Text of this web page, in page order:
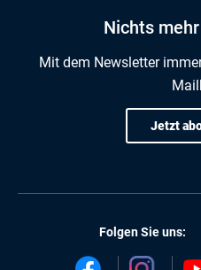
Nichts
Mit dem Newsletter
Jetzt
Folgen Sie uns: